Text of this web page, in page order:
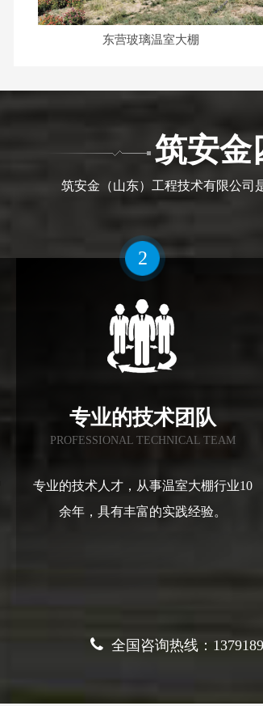
东营玻璃温室大棚
筑安金
筑安金（山东）工程技术有限公司
2
专业的技术团队
PROFESSIONAL TECHNICAL TEAM
专业的技术人才，从事温室大棚行业10
余年，具有丰富的实践经验。
全国咨询热线：